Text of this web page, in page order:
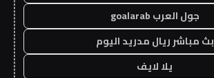
جول العرب goalarab
بث مباشر ريال مدريد اليوم
يلا لايف